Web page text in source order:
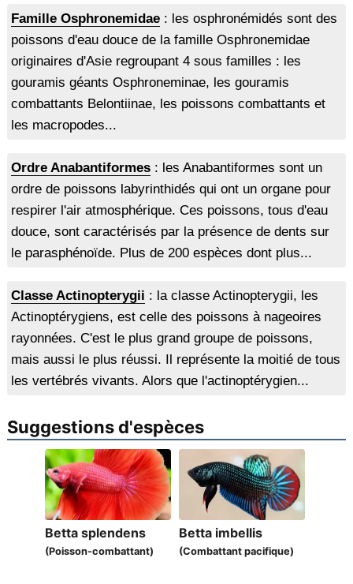
Famille Osphronemidae: les osphronémidés sont des
poissons d'eau douce de la famille Osphronemidae
originaires d'Asie regroupant 4 sous familles : les
gouramis géants Osphroneminae, les gouramis
combattants Belontiinae, les poissons combattants et
les macropodes...
Ordre Anabantiformes: les Anabantiformes sont un
ordre de poissons labyrinthidés qui ont un organe pour
respirer l'air atmosphérique. Ces poissons, tous d'eau
douce, sont caractérisés par la présence de dents sur
le parasphénoïde. Plus de 200 espèces dont plus...
Classe Actinopterygii : la classe Actinopterygii, les
Actinoptérygiens, est celle des poissons à nageoires
rayonnées. C'est le plus grand groupe de poissons,
mais aussi le plus réussi. Il représente la moitié de tous
les vertébrés vivants. Alors que l'actinoptérygien...
Suggestions d'espèces
Betta splendens
(Poisson-combattant)
Betta imbellis
(Combattant pacifique)